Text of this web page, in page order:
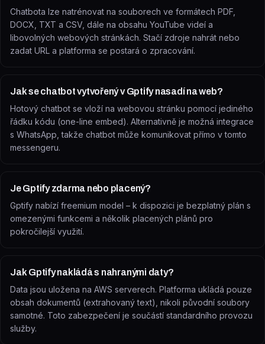
Chatbota lze natrénovat na souborech ve formátech PDF,
DOCX, TXT a CSV, dále na obsahu YouTube videí a
libovolných webových stránkách. Stačí zdroje nahrát nebo
zadat URL a platforma se postará o zpracování.
Jak se chatbot vytvořený v Gptify nasadí na web?
Hotový chatbot se vloží na webovou stránku pomocí jediného
řádku kódu (one-line embed). Alternativně je možná integrace
s WhatsApp, takže chatbot může komunikovat přímo v tomto
messengeru.
Je Gptify zdarma nebo placený?
Gptify nabízí freemium model – k dispozici je bezplatný plán s
omezenými funkcemi a několik placených plánů pro
pokročilejší využití.
Jak Gptify nakládá s nahranými daty?
Data jsou uložena na AWS serverech. Platforma ukládá pouze
obsah dokumentů (extrahovaný text), nikoli původní soubory
samotné. Toto zabezpečení je součástí standardního provozu
služby.